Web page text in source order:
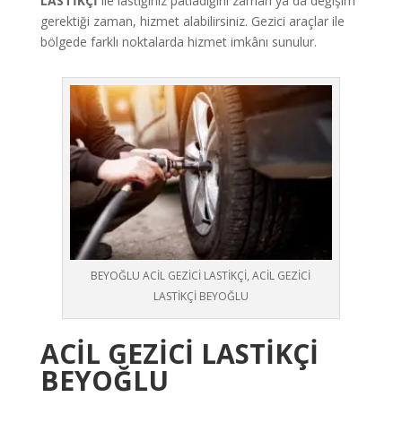
gerektiği zaman, hizmet alabilirsiniz. Gezici araçlar ile
bölgede farklı noktalarda hizmet imkânı sunulur.
BEYOĞLU ACİL GEZİCİ LASTİKÇİ, ACİL GEZİCİ
LASTİKÇİ BEYOĞLU
ACİL GEZİCİ LASTİKÇİ
BEYOĞLU